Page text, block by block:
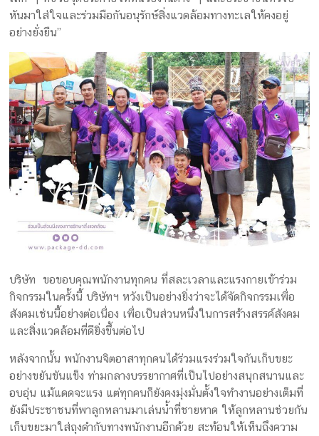
ผลิต
กล่อง
สำ
อางค์
รับ
ทำ
กล่อง
ครีม
รับ
ทำ
กล่อง
รับ
อาหาร
เสริม
โรงงาน
ผลิต
กล่อง
บรรจุ
ภัณฑ์
หันมาใส่ใจและร่วมมือกันอนุรักษ์สิ่งแวดล้อมทางทะเลให้คงอยู่
อย่างยั่งยืน”
บริษัท ขอขอบคุณพนักงานทุกคน ที่สละเวลาและแรงกายเข้าร่วม
กิจกรรมในครั้งนี้ บริษัทฯ หวังเป็นอย่างยิ่งว่าจะได้จัดกิจกรรมเพื่อ
สังคมเช่นนี้อย่างต่อเนื่อง เพื่อเป็นส่วนหนึ่งในการสร้างสรรค์สังคม
และสิ่งแวดล้อมที่ดียิ่งขึ้นต่อไป
หลังจากนั้น พนักงานจิตอาสาทุกคนได้ร่วมแรงร่วมใจกันเก็บขยะ
อย่างขยันขันแข็ง ท่ามกลางบรรยากาศที่เป็นไปอย่างสนุกสนานและ
อบอุ่น แม้แดดจะแรง แต่ทุกคนก็ยังคงมุ่งมั่นตั้งใจทำงานอย่างเต็มที่
ยังมีประชาชนที่พาลูกหลานมาเล่นน้ำที่ชายหาด ให้ลูกหลานช่วยกัน
เก็บขยะมาใส่ถุงดำกับทางพนักงานอีกด้วย สะท้อนให้เห็นถึงความ